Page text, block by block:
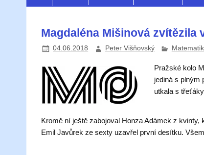
Magdaléna Mišinová zvítězila
04.06.2018 Peter Višňovský
Pražské kolo
jediná s plným
utkala s
Kromě ní ještě zabojoval Honza Adámek z
Emil Javůrek ze sexty uzavřel první desítku.